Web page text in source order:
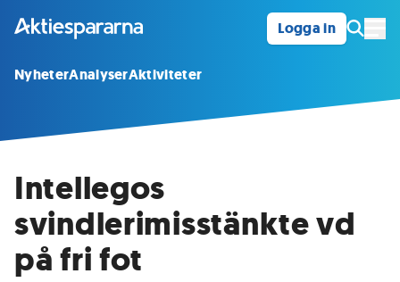
Logga in
NyheterAnalyserAktiviteter
Intellegos
svindlerimisstänkte vd
på fri fot